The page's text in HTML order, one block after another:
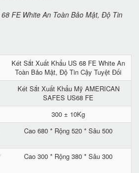
Két Sắt Xuất Khẩu US 68 FE White An
Toàn Bảo Mật, Độ Tin Cậy Tuyệt Đối
Két Sắt Xuất Khẩu Mỹ AMERICAN
SAFES US68 FE
300 ± 10Kg
Cao 680 * Rộng 520 * Sâu 500
Cao 300 * Rộng 380 * Sâu 300